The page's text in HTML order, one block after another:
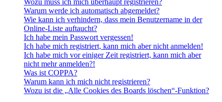
Warum werde ich automatisch abgemeldet?
Wie kann ich verhindern, dass mein Benutzername in der
Online-Liste auftaucht?
Ich habe mein Passwort vergessen!
Ich habe mich registriert, kann mich aber nicht anmelden!
Ich habe mich vor einiger Zeit registriert, kann mich aber
nicht mehr anmelden?!
Was ist COPPA?
Warum kann ich mich nicht registrieren?
Wozu ist die „Alle Cookies des Boards löschen“-Funktion?